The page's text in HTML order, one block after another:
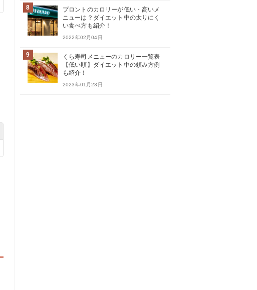
8
プロントのカロリーが低い・高いメ
ニューは？ダイエット中の太りにく
い食べ方も紹介！
2022年02月04日
9
くら寿司メニューのカロリー一覧表
【低い順】ダイエット中の頼み方例
も紹介！
2023年01月23日